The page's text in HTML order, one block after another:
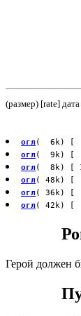
(размер) [rate]
огл (
огл (
огл ( 8k)
огл (
огл (
огл (
Герой должен